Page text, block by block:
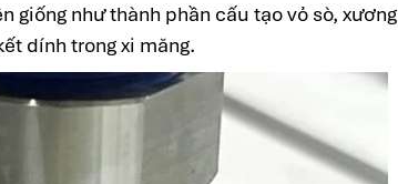
giống như thành phần cấu tạo vỏ sò, xương
dính trong xi măng.